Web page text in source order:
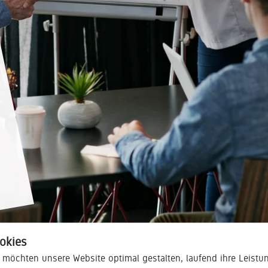
seKNd.life
Kreislaufwirtschaft weiter gedacht - ein zweites
Leben für gebrauchtes Büromobiliar
möchten unsere Website optimal gestalten, laufend ihre